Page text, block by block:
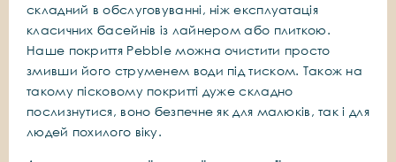
складний в обслуговуванні, ніж експлуатація
класичних басейнів із лайнером або плиткою.
Наше покриття Pebble можна очистити просто
змивши його струменем води під тиском. Також на
такому пісковому покритті дуже складно
послизнутися, воно безпечне як для малюків, так і для
людей похилого віку.